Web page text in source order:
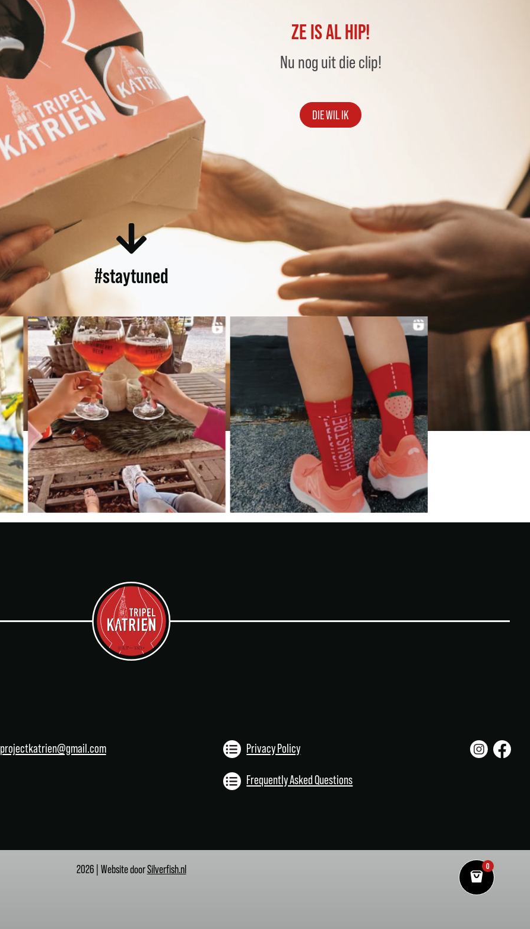
ZE IS AL HIP!
Nu nog uit die clip!
DIE WIL IK
#staytuned
projectkatrien@gmail.com Privacy Policy
Frequently Asked Questions
2026 | Website doorSilverfish.nl 0